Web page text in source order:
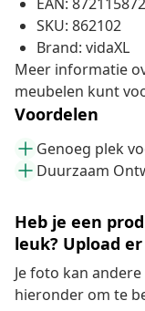
SKU: 862102
Brand: vidaXL
Meer informatie
meubelen kunt
Voordelen
Genoeg plek
Duurzaam
Heb je een
leuk? Upload
Je foto kan
hieronder om te